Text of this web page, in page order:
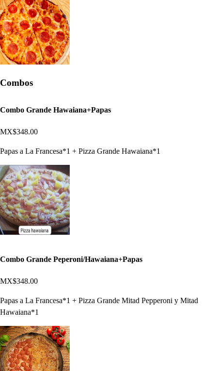
Combos
Combo Grande Hawaiana+Papas
MX$348.00
Papas a La Francesa*1 + Pizza Grande Hawaiana*1
Combo Grande Peperoni/Hawaiana+Papas
MX$348.00
Papas a La Francesa*1 + Pizza Grande Mitad Pepperoni y Mitad
Hawaiana*1